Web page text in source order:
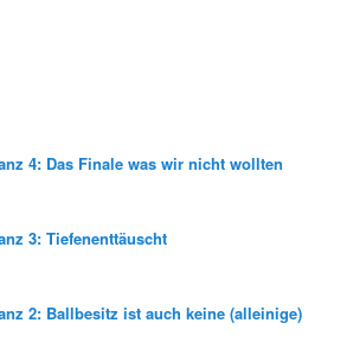
4: Das Finale was wir nicht wollten
3: Tiefenenttäuscht
2: Ballbesitz ist auch keine (alleinige)